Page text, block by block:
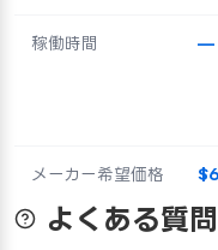
稼働時間 —
メーカー希望価格
よくある質問